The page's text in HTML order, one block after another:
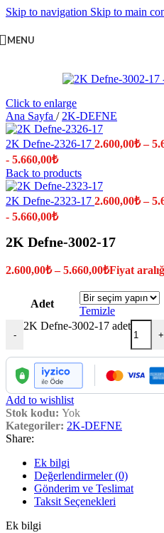
Skip to navigation Skip to main
MENU
Click to enlarge
Ana Sayfa / 2K-DEFNE
2K Defne-2326-17 2.600,00₺ –
- 5.660,00₺
Back to products
2K Defne-2323-17 2.600,00₺ –
- 5.660,00₺
2K Defne-3002-17
2.600,00₺ –5.660,00₺Fiyat
Adet
Temizle
-
2K Defne-3002-17 adet
+
Add to wishlist
Stok kodu: Yok
Kategoriler: 2K-DEFNE
Share:
Ek bilgi
Değerlendirmeler (0)
Gönderim ve Teslimat
Taksit Seçenekleri
Ek bilgi